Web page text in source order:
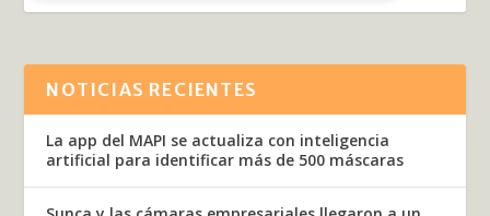
NOTICIAS RECIENTES
La app del MAPI se actualiza con inteligencia
artificial para identificar más de 500 máscaras